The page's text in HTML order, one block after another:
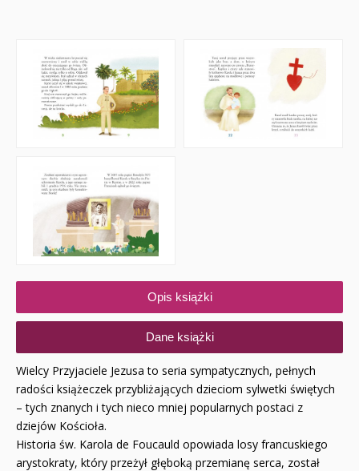
Opis książki
Dane książki
Wielcy Przyjaciele Jezusa to seria sympatycznych, pełnych
radości książeczek przybliżających dzieciom sylwetki świętych
– tych znanych i tych nieco mniej popularnych postaci z
dziejów Kościoła.
Historia św. Karola de Foucauld opowiada losy francuskiego
arystokraty, który przeżył głęboką przemianę serca, został